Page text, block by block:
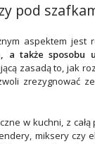
pod
aspektem jest
także sposobu
zasadą to, jak
zrezygnować
w kuchni, z
miksery czy